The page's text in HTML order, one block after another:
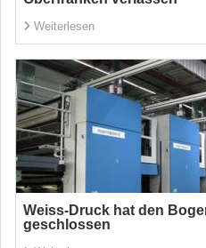
Weiterlesen
Weiss-Druck hat den
geschlossen